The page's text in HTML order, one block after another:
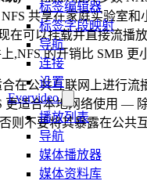
标签编辑器
标签字段映射
导航
连接
设置
Evervideo
播放列表
导航
媒体播放器
媒体资料库
共享在家庭实验室和
在可以挂载并直接流播
,NFS 的开销比 SMB 更
合在公共互联网上进行流
更适合本地网络使用 —
则不要将其暴露在公共互